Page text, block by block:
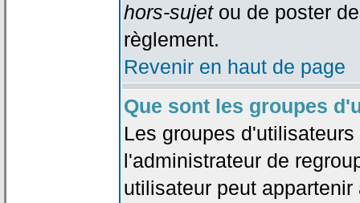
hors-sujetou de poster
règlement.
Revenir en haut de page
Que sont les groupes
Les groupes
l'administrateur de
utilisateur peut